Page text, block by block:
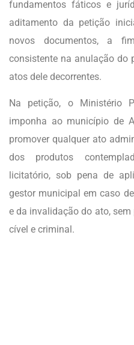
fundamentos fáticos e
aditamento da petição
novos documentos, a
consistente na anulação do
atos dele decorrentes.
Na petição, o Ministério
imponha ao município de
promover qualquer ato
dos produtos
licitatório, sob pena de
gestor municipal em caso
e da invalidação do ato,
cível e criminal.